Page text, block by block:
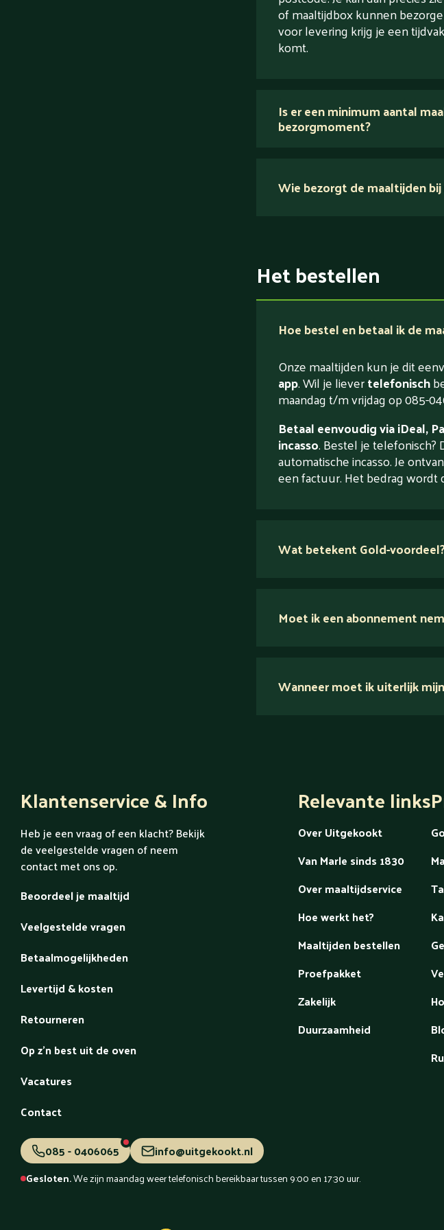
of maaltijdbox kunnen
voor levering krijg je een
komt.
Is er een minimum aantal
bezorgmoment?
Wie bezorgt de maaltijden
Het bestellen
Hoe bestel en betaal ik de
Onze maaltijden kun je dit
app. Wil je lievertelefonisch
maandag t/m vrijdag op 085-
Betaal eenvoudig via iDeal,
incasso. Bestel je telefonisch?
automatische incasso. Je
een factuur. Het bedrag
Wat betekent Gold-
Ontdek alles over Gold
Moet ik een abonnement
Wanneer moet ik uiterlijk
Klantenservice & Info
Heb je een vraag of een klacht? Bekijk
de veelgestelde vragen of neem
contact met ons op.
Beoordeel je maaltijd
Veelgestelde vragen
Betaalmogelijkheden
Levertijd & kosten
Retourneren
Op z'n best uit de oven
Vacatures
Contact
Relevante links
Over Uitgekookt
Van Marle sinds 1830
Over maaltijdservice
Hoe werkt het?
Maaltijden bestellen
Proefpakket
Zakelijk
Duurzaamheid
085 - 0406065 info@uitgekookt.nl
Gesloten.We zijn maandag weer telefonisch bereikbaar tussen 9:00 en 17:30 uur.